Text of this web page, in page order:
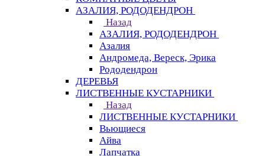
АЗАЛИЯ, РОДОДЕНДРОН
Назад
АЗАЛИЯ, РОДОДЕНДРОН
Азалия
Андромеда, Вереск, Эрика
Рододендрон
ДЕРЕВЬЯ
ЛИСТВЕННЫЕ КУСТАРНИКИ
Назад
ЛИСТВЕННЫЕ КУСТАРНИКИ
Вьющиеся
Айва
Лапчатка